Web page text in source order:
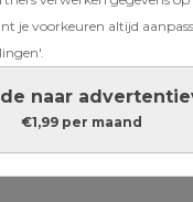
je voorkeuren altijd
naar
€1,99 per maand
5 maanden
ex hardop
concreet wilde
ik nog dat hij
het eerste
in de bus viel,